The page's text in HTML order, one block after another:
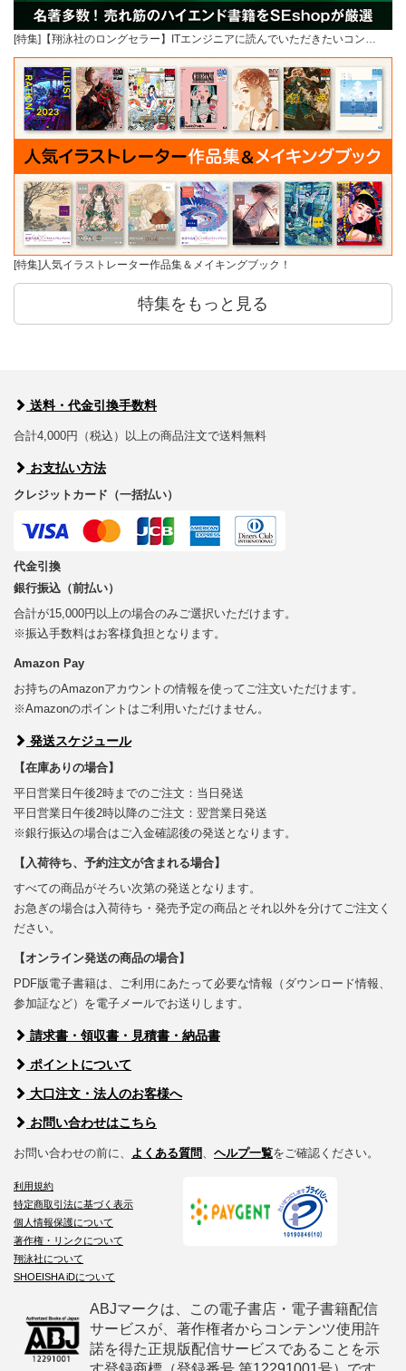
[特集]【翔泳社のロングセラー】ITエンジニアに読んでいただきたいコン…
[特集]人気イラストレーター作品集＆メイキングブック！
特集をもっと見る
送料・代金引換手数料
合計4,000円（税込）以上の商品注文で送料無料
お支払い方法
クレジットカード（一括払い）
代金引換
銀行振込（前払い）
合計が15,000円以上の場合のみご選択いただけます。
※振込手数料はお客様負担となります。
Amazon Pay
お持ちのAmazonアカウントの情報を使ってご注文いただけます。
※Amazonのポイントはご利用いただけません。
発送スケジュール
【在庫ありの場合】
平日営業日午後2時までのご注文：当日発送
平日営業日午後2時以降のご注文：翌営業日発送
※銀行振込の場合はご入金確認後の発送となります。
【入荷待ち、予約注文が含まれる場合】
すべての商品がそろい次第の発送となります。
お急ぎの場合は入荷待ち・発売予定の商品とそれ以外を分けてご注文く
ださい。
【オンライン発送の商品の場合】
PDF版電子書籍は、ご利用にあたって必要な情報（ダウンロード情報、
参加証など）を電子メールでお送りします。
請求書・領収書・見積書・納品書
ポイントについて
大口注文・法人のお客様へ
お問い合わせはこちら
お問い合わせの前に、 よくある質問、 ヘルプ一覧をご確認ください。
利用規約
特定商取引法に基づく表示
個人情報保護について
著作権・リンクについて
翔泳社について
SHOEISHA iDについて
ABJマークは、この電子書店・電子書籍配信
サービスが、著作権者からコンテンツ使用許
諾を得た正規版配信サービスであることを示